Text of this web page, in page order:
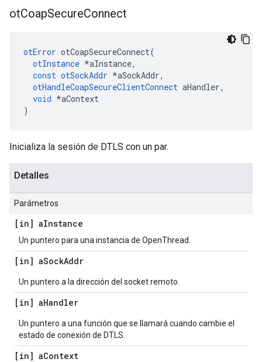
otCoapSecureConnect
otError otCoapSecureConnect(
otInstance *aInstance,
const otSockAddr *aSockAddr,
otHandleCoapSecureClientConnect aHandler,
void *aContext
)
Inicializa la sesión de DTLS con un par.
Detalles
Parámetros
[in] aInstance
Un puntero para una instancia de OpenThread.
[in] aSockAddr
Un puntero a la dirección del socket remoto.
[in] aHandler
Un puntero a una función que se llamará cuando cambie el
estado de conexión de DTLS.
[in] aContext